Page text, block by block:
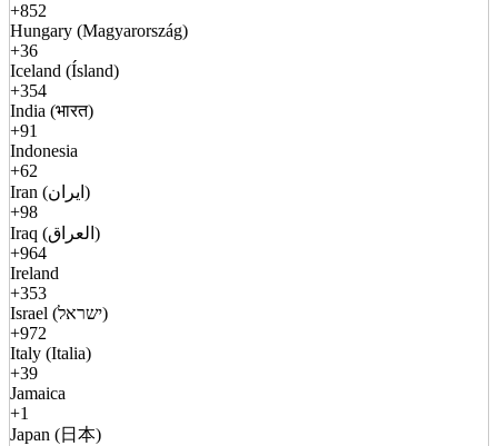
+852
Hungary (Magyarország)
+36
Iceland (Ísland)
+354
India (भारत)
+91
Indonesia
+62
Iran (ایران)
+98
Iraq (العراق)
+964
Ireland
+353
Israel (ישראל)
+972
Italy (Italia)
+39
Jamaica
+1
Japan (日本)